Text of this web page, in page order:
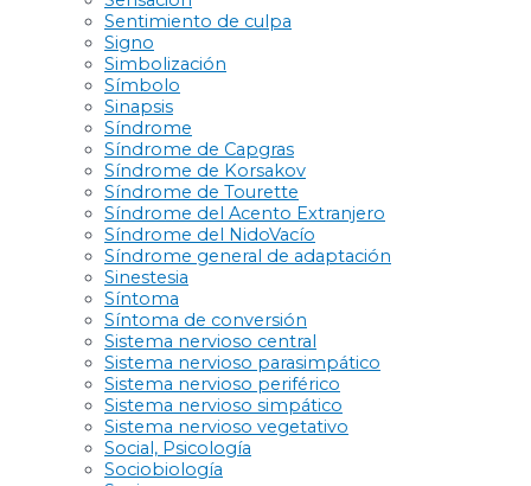
Sentimiento de culpa
Signo
Simbolización
Símbolo
Sinapsis
Síndrome
Síndrome de Capgras
Síndrome de Korsakov
Síndrome de Tourette
Síndrome del Acento Extranjero
Síndrome del NidoVacío
Síndrome general de adaptación
Sinestesia
Síntoma
Síntoma de conversión
Sistema nervioso central
Sistema nervioso parasimpático
Sistema nervioso periférico
Sistema nervioso simpático
Sistema nervioso vegetativo
Social, Psicología
Sociobiología